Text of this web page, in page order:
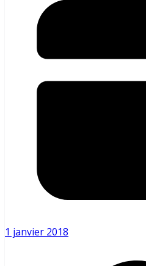
1 janvier 2018